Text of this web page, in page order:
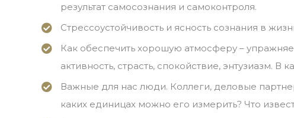
результат самосознания и самоконтроля.
Стрессоустойчивость и ясность сознания в
Как обеспечить хорошую атмосферу –
активность, страсть, спокойствие, энтузиазм.
Важные для нас люди. Коллеги, деловые
каких единицах можно его измерить? Что